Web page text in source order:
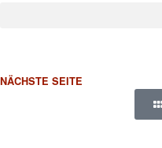
NÄCHSTE SEITE